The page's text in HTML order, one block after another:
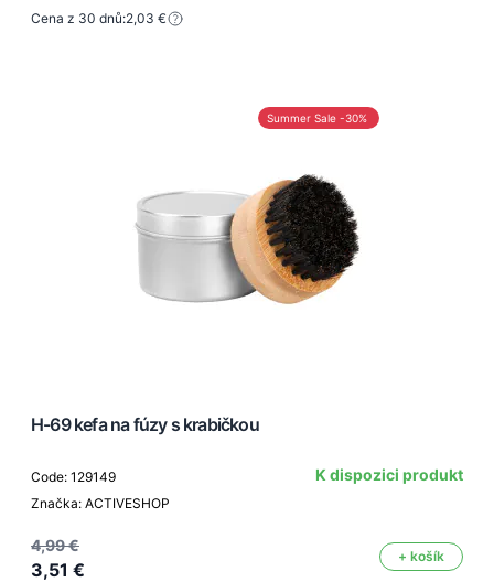
Cena z 30 dnů:2,03 €
Summer Sale -30%
H-69 kefa na fúzy s krabičkou
Code: 129149
Značka: ACTIVESHOP
K dispozici produkt
4,99 €
3,51 €
+ košík